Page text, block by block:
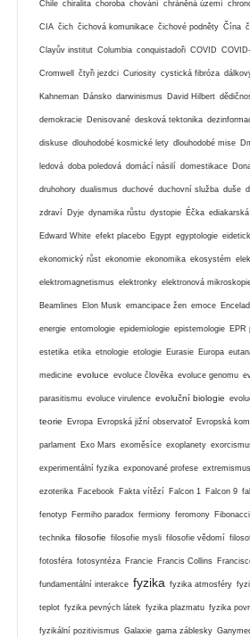
Chile chiralita choroba chování chráněná území
CIA čich čichová komunikace čichové podněty Čína
Clayův institut Columbia conquistadoři COVID
Cromwell čtyři jezdci Curiosity cystická fibróza
Kahneman Dánsko darwinismus David Hilbert
demokracie Denisované desková tektonika
diskuse dlouhodobé kosmické lety dlouhodobé mise
ledová doba poledová domácí násilí domestikace
druhohory dualismus duchové duchovní služba duše
zdraví Dyje dynamika růstu dystopie Éčka
Edward White efekt placebo Egypt egyptologie
ekonomický růst ekonomie ekonomika ekosystém
elektromagnetismus elektronky elektronová
Beamlines Elon Musk emancipace žen emoce
energie entomologie epidemiologie epistemologie EPR
estetika etika etnologie etologie Eurasie Europa
medicine evoluce evoluce člověka evoluce genomu
parasitismu evoluce virulence evoluční biologie
teorie Evropa Evropská jižní observatoř Evropská
parlament Exo Mars exoměsíce exoplanety
experimentální fyzika exponované profese extremismus
ezoterika Facebook Fakta vítězí Falcon 1 Falcon 9
fenotyp Fermiho paradox fermiony feromony
technika filosofie filosofie mysli filosofie vědomí
fotosféra fotosyntéza Francie Francis Collins
fundamentální interakce fyzika fyzika atmosféry
teplot fyzika pevných látek fyzika plazmatu fyzika
fyzikální pozitivismus Galaxie gama záblesky